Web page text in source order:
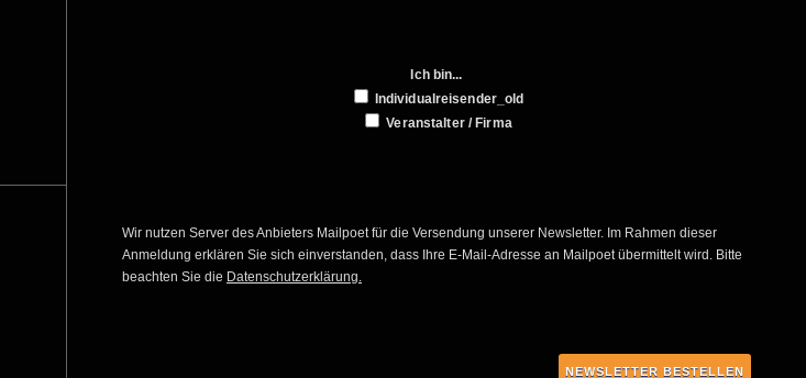
Ich bin...
Individualreisender_old
Veranstalter / Firma
Wir nutzen Server des Anbieters Mailpoet für die Versendung unserer Newsletter. Im Rahmen dieser
Anmeldung erklären Sie sich einverstanden, dass Ihre E-Mail-Adresse an Mailpoet übermittelt wird. Bitte
beachten Sie die Datenschutzerklärung.